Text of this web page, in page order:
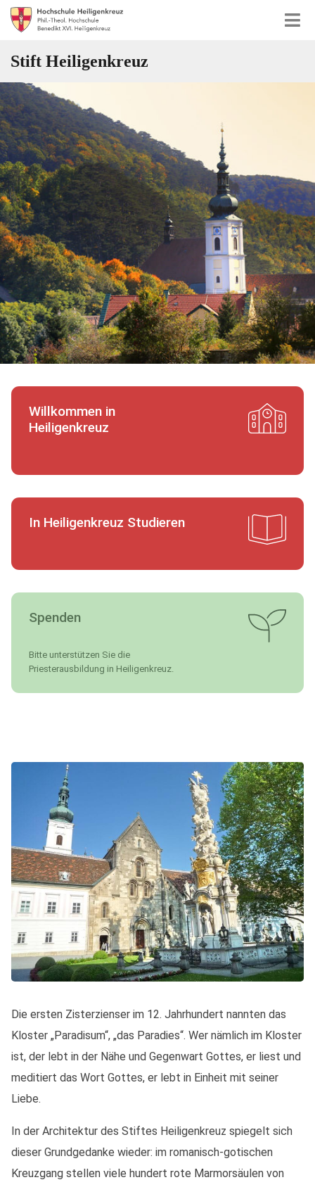
Stift Heiligenkreuz
Willkommen in
Heiligenkreuz
In Heiligenkreuz Studieren
Spenden
Bitte unterstützen Sie die
Priesterausbildung in Heiligenkreuz.
Die ersten Zisterzienser im 12. Jahrhundert nannten das
Kloster „Paradisum“, „das Paradies“. Wer nämlich im Kloster
ist, der lebt in der Nähe und Gegenwart Gottes, er liest und
meditiert das Wort Gottes, er lebt in Einheit mit seiner
Liebe.
In der Architektur des Stiftes Heiligenkreuz spiegelt sich
dieser Grundgedanke wieder: im romanisch-gotischen
Kreuzgang stellen viele hundert rote Marmorsäulen von